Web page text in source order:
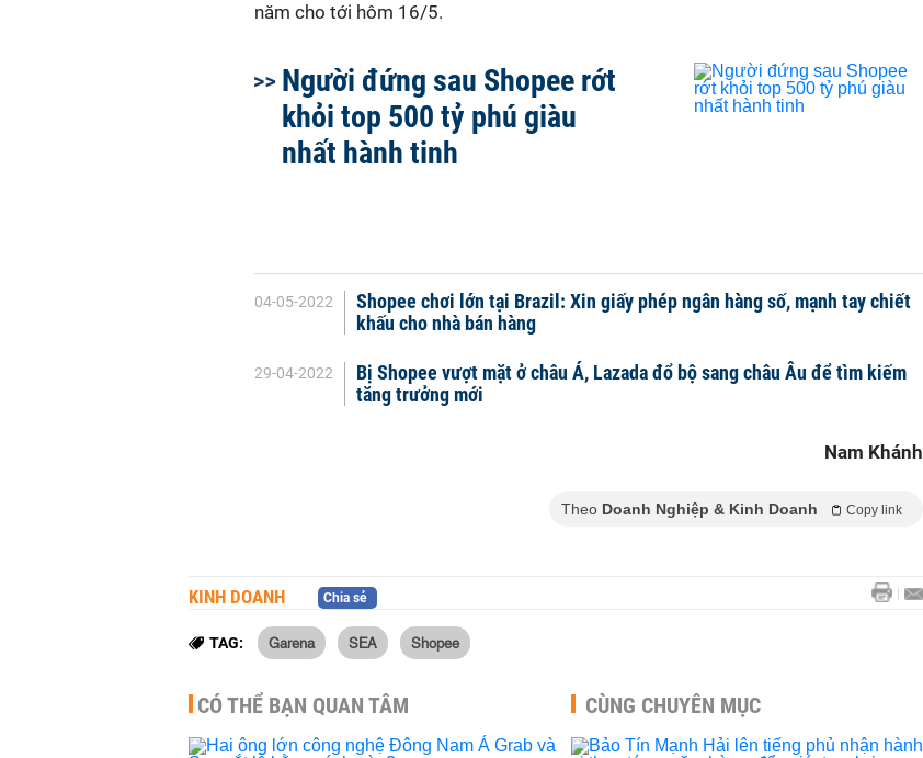
năm cho tới hôm 16/5.
Người đứng sau Shopee rớt
khỏi top 500 tỷ phú giàu
nhất hành tinh
04-05-2022
Shopee chơi lớn tại Brazil: Xin giấy phép ngân hàng số, mạnh tay chiết
khấu cho nhà bán hàng
29-04-2022
Bị Shopee vượt mặt ở châu Á, Lazada đổ bộ sang châu Âu để tìm kiếm
tăng trưởng mới
Nam Khánh
Theo Doanh Nghiệp & Kinh Doanh Copy link
KINH DOANH Chia sẻ
TAG: Garena SEA Shopee
CÓ THỂ BẠN QUAN TÂM CÙNG CHUYÊN MỤC